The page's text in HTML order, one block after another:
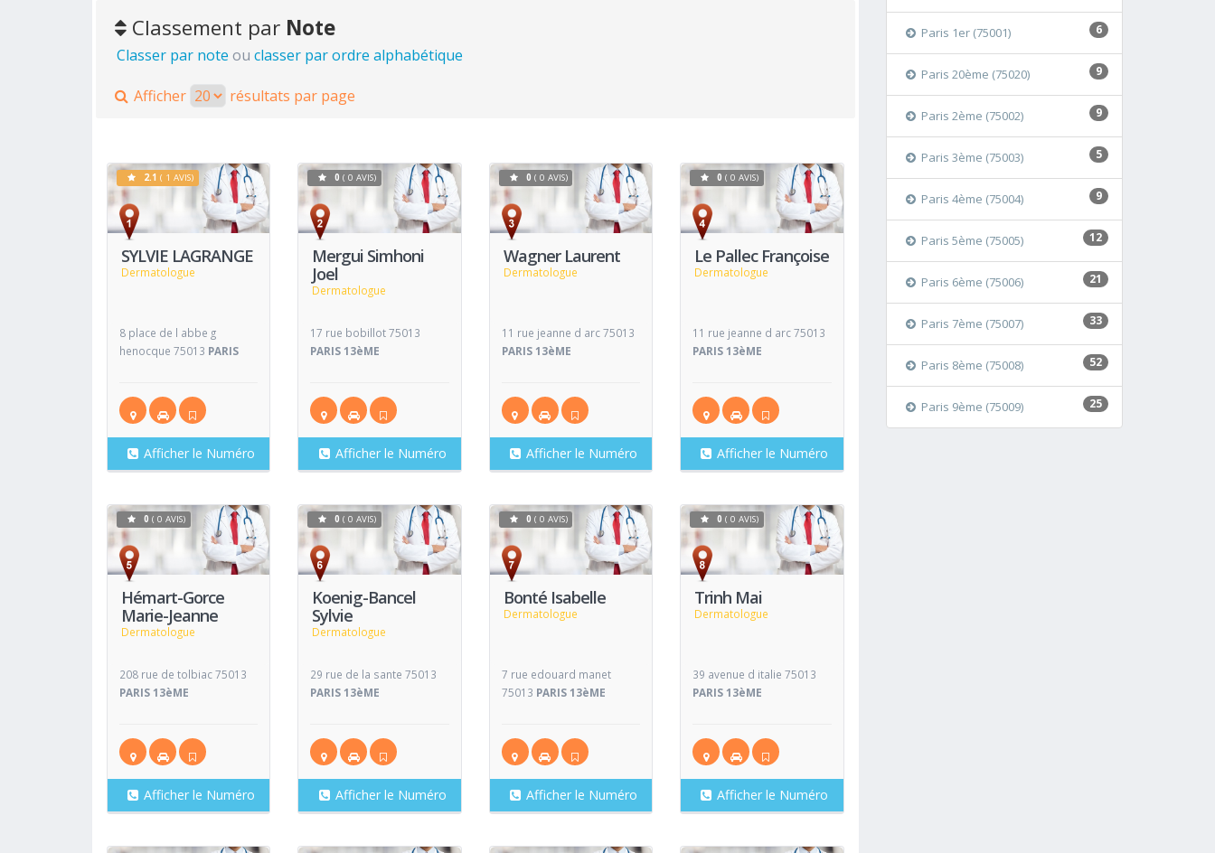
Classement par Note
Classer par note ou classer par ordre alphabétique
Afficher résultats par page
SYLVIE LAGRANGE
Dermatologue
Voir
2.1 ( 1 AVIS)
8 place de l abbe g
henocque 75013 PARIS
Afficher le Numéro
Mergui Simhoni
Joel
Dermatologue
Voir
Fiche
0( 0 AVIS)
17 rue bobillot 75013
PARIS 13èME
Afficher le Numéro
Wagner Laurent
Dermatologue
Voir
Fiche
0 ( 0 AVIS)
11 rue jeanne d arc 75013
PARIS 13èME
Afficher le Numéro
Le Pallec Françoise
Dermatologue
Voir
Fiche
0 ( 0 AVIS)
11 rue jeanne d arc 75013
PARIS 13èME
Afficher le Numéro
Hémart-Gorce
Marie-Jeanne
Dermatologue
Voir
0 ( 0 AVIS)
208 rue de tolbiac 75013
PARIS 13èME
Afficher le Numéro
Koenig-Bancel
Sylvie
Dermatologue
Voir
Fiche
0( 0 AVIS)
29 rue de la sante 75013
PARIS 13èME
Afficher le Numéro
Bonté Isabelle
Dermatologue
Voir
Fiche
0 ( 0 AVIS)
7 rue edouard manet
75013 PARIS 13èME
Afficher le Numéro
Trinh Mai
Dermatologue
Voir
Fiche
0 ( 0 AVIS)
39 avenue d italie 75013
PARIS 13èME
Afficher le Numéro
6
Paris 1er (75001)
9
Paris 20ème (75020)
9
Paris 2ème (75002)
5
Paris 3ème (75003)
9
Paris 4ème (75004)
12
Paris 5ème (75005)
21
Paris 6ème (75006)
33
Paris 7ème (75007)
52
Paris 8ème (75008)
25
Paris 9ème (75009)